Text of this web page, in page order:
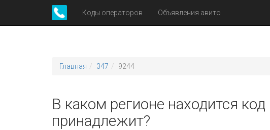
Коды операторов Объявления авито
Главная 347 9244
В каком регионе находится
принадлежит?